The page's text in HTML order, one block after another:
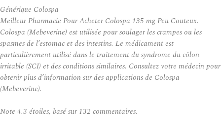
Générique Colospa
Meilleur Pharmacie Pour Acheter Colospa 135 mg Peu Couteux.
Colospa (Mebeverine) est utilisée pour soulager les crampes ou les
spasmes de l’estomac et des intestins. Le médicament est
particulièrement utilisé dans le traitement du syndrome du côlon
irritable (SCI) et des conditions similaires. Consultez votre médecin pour
obtenir plus d’information sur des applications de Colospa
(Mebeverine).
Note 4.3 étoiles, basé sur 132 commentaires.